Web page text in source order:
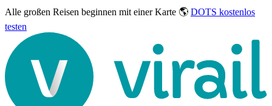
Alle großen Reisen beginnen mit einer Karte 🌎 DOTS kostenlos
testen